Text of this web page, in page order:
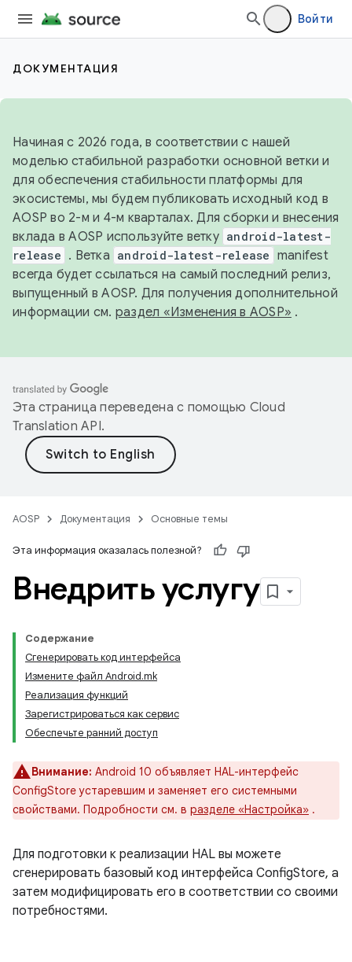
Войти
ДОКУМЕНТАЦИЯ
Начиная с 2026 года, в соответствии с нашей
моделью стабильной разработки основной ветки и
для обеспечения стабильности платформы для
экосистемы, мы будем публиковать исходный код в
AOSP во 2-м и 4-м кварталах. Для сборки и внесения
вклада в AOSP используйте ветку android-latest-
release . Ветка android-latest-release manifest
всегда будет ссылаться на самый последний релиз,
выпущенный в AOSP. Для получения дополнительной
информации см. раздел «Изменения в AOSP» .
Эта страница переведена с помощью Cloud
Translation API.
AOSP Документация Основные темы
Эта информация оказалась полезной?
Внедрить услугу
Содержание
Сгенерировать код интерфейса
Измените файл Android.mk
Реализация функций
Зарегистрироваться как сервис
Обеспечьте ранний доступ
Внимание: Android 10 объявляет HAL-интерфейс
ConfigStore устаревшим и заменяет его системными
свойствами. Подробности см. в разделе «Настройка» .
Для подготовки к реализации HAL вы можете
сгенерировать базовый код интерфейса ConfigStore, а
затем модифицировать его в соответствии со своими
потребностями.